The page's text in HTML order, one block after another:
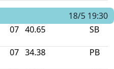
18/5 19:30
07 40.65 SB
07 34.38 PB